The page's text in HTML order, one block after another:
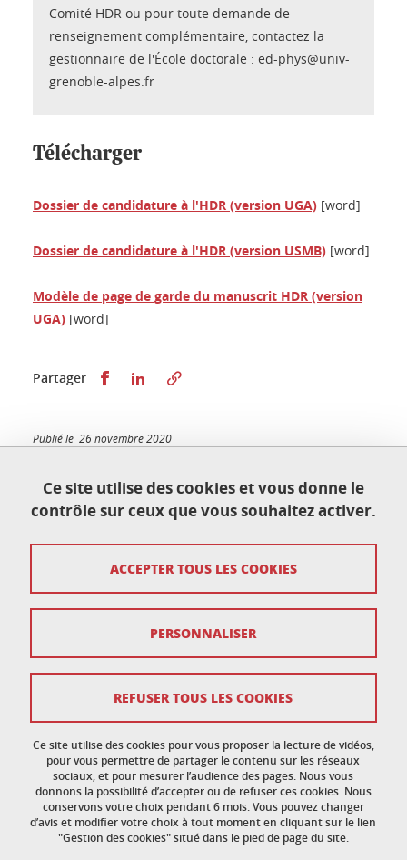
Ce site utilise des cookies et vous donne le
contrôle sur ceux que vous souhaitez activer.
Ce site utilise des cookies pour vous proposer la lecture de vidéos,
pour vous permettre de partager le contenu sur les réseaux
sociaux, et pour mesurer l’audience des pages. Nous vous
donnons la possibilité d’accepter ou de refuser ces cookies. Nous
conservons votre choix pendant 6 mois. Vous pouvez changer
d’avis et modifier votre choix à tout moment en cliquant sur le lien
"Gestion des cookies" situé dans le pied de page du site.
ACCEPTER TOUS LES COOKIES
REFUSER TOUS LES COOKIES
PERSONNALISER
Comité HDR ou pour toute demande de
renseignement complémentaire, contactez la
gestionnaire de l'École doctorale : ed-phys@univ-
grenoble-alpes.fr
Télécharger
Dossier de candidature à l'HDR (version UGA) [word]
Dossier de candidature à l'HDR (version USMB) [word]
Modèle de page de garde du manuscrit HDR (version
UGA) [word]
Partager Partager sur Facebook
Partager sur LinkedIn
Publié le 26 novembre 2020
Maison du doctorat Jean Kuntzmann
110 rue de la Chimie 38400 Saint-Martin-d'Hères
France
Données personnelles
Crédits
Politique des cookies
Gestion des cookies